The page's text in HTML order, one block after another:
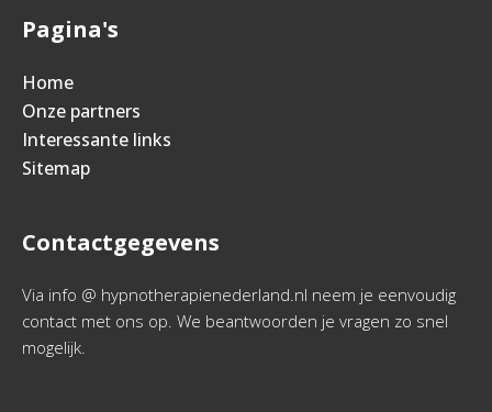
Pagina's
Home
Onze partners
Interessante links
Sitemap
Contactgegevens
Via info @ hypnotherapienederland.nl neem je eenvoudig
contact met ons op. We beantwoorden je vragen zo snel
mogelijk.